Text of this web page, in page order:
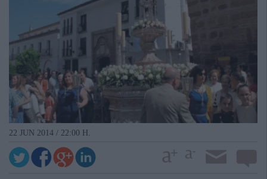
22 JUN 2014 / 22:00 H.